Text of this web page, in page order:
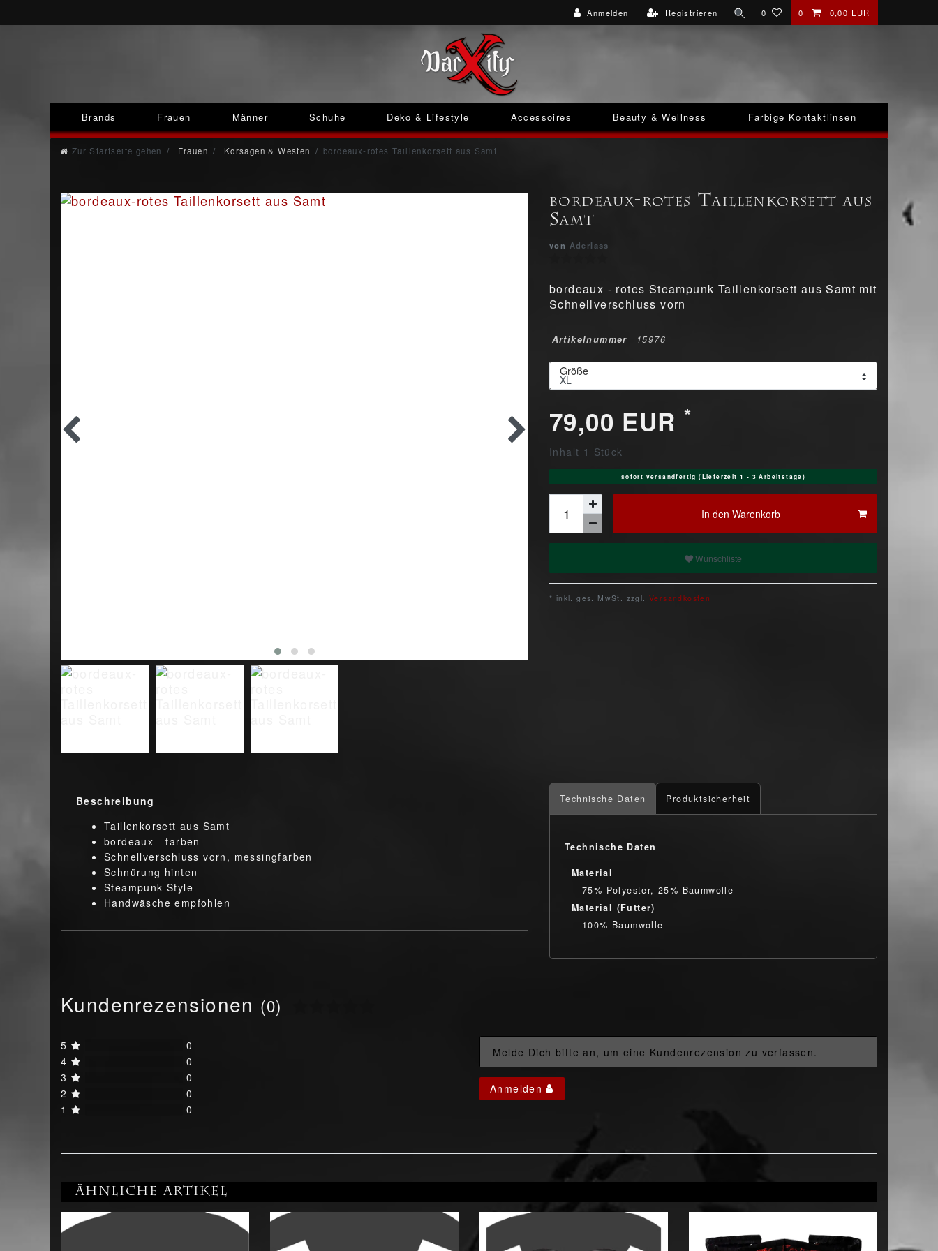
Anmelden Registrieren 0 0 0,00 EUR
Brands Frauen Männer Schuhe Deko & Lifestyle Accessoires Beauty & Wellness Farbige Kontaktlinsen
Zur Startseite gehen Frauen Korsagen & Westen bordeaux-rotes Taillenkorsett aus Samt
bordeaux-rotes Taillenkorsett aus
Samt
von Aderlass
bordeaux - rotes Steampunk Taillenkorsett aus Samt mit
Schnellverschluss vorn
Artikelnummer 15976
Größe
79,00 EUR *
Inhalt 1 Stück
sofort versandfertig (Lieferzeit 1 - 3 Arbeitstage)
In den Warenkorb
Wunschliste
* inkl. ges. MwSt. zzgl. Versandkosten
Beschreibung
Taillenkorsett aus Samt
bordeaux - farben
Schnellverschluss vorn, messingfarben
Schnürung hinten
Steampunk Style
Handwäsche empfohlen
Technische Daten Produktsicherheit
Technische Daten
Material
75% Polyester, 25% Baumwolle
Material (Futter)
100% Baumwolle
Kundenrezensionen (0)
5
0
4
0
3
0
2
0
1
0
Melde Dich bitte an, um eine Kundenrezension zu verfassen.
Anmelden
Ähnliche Artikel